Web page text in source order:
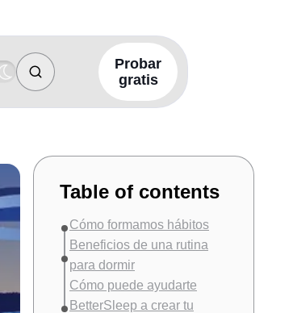
Probar
gratis
Table of contents
Cómo formamos hábitos
Beneficios de una rutina
para dormir
Cómo puede ayudarte
BetterSleep a crear tu